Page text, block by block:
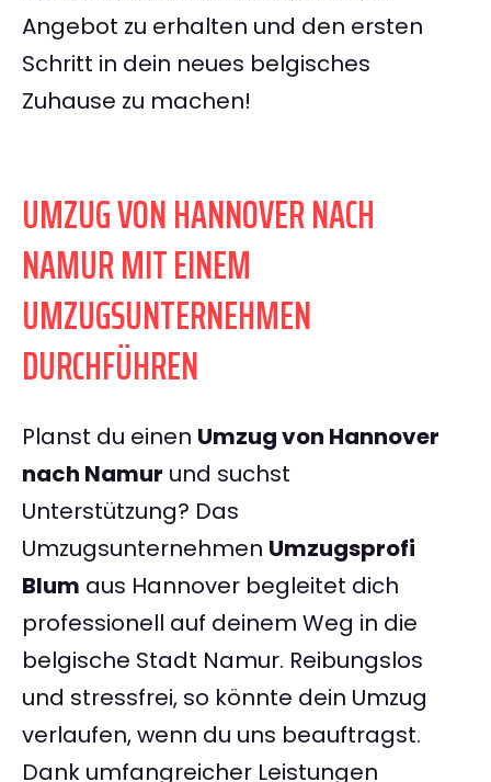
Angebot zu erhalten und den ersten
Schritt in dein neues belgisches
Zuhause zu machen!
UMZUG VON HANNOVER NACH
NAMUR MIT EINEM
UMZUGSUNTERNEHMEN
DURCHFÜHREN
Planst du einen Umzug von Hannover
nach Namur und suchst
Unterstützung? Das
Umzugsunternehmen Umzugsprofi
Blum aus Hannover begleitet dich
professionell auf deinem Weg in die
belgische Stadt Namur. Reibungslos
und stressfrei, so könnte dein Umzug
verlaufen, wenn du uns beauftragst.
Dank umfangreicher Leistungen